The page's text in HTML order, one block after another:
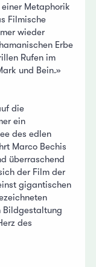
Metaphorik
Filmische
wieder
Erbe
Rufen im
und Bein.»
die
ein
des edlen
Marco Bechis
überraschend
der Film der
gigantischen
Bildgestaltung
des